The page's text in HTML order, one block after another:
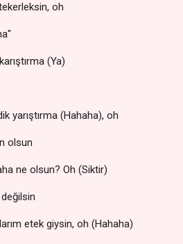
oh
(Ya)
yarıştırma (Hahaha), oh
olsun
ne olsun? Oh (Siktir)
etek giysin, oh (Hahaha)